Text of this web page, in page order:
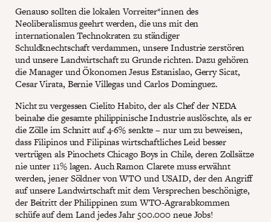
Genauso sollten die lokalen Vorreiter*innen des
Neoliberalismus geehrt werden, die uns mit den
internationalen Technokraten zu ständiger
Schuldknechtschaft verdammen, unsere Industrie zerstören
und unsere Landwirtschaft zu Grunde richten. Dazu gehören
die Manager und Ökonomen Jesus Estanislao, Gerry Sicat,
Cesar Virata, Bernie Villegas und Carlos Dominguez.
Nicht zu vergessen Cielito Habito, der als Chef der NEDA
beinahe die gesamte philippinische Industrie auslöschte, als er
die Zölle im Schnitt auf 4-6% senkte – nur um zu beweisen,
dass Filipinos und Filipinas wirtschaftliches Leid besser
vertrügen als Pinochets Chicago Boys in Chile, deren Zollsätze
nie unter 11% lagen. Auch Ramon Clarete muss erwähnt
werden, jener Söldner von WTO und USAID, der den Angriff
auf unsere Landwirtschaft mit dem Versprechen beschönigte,
der Beitritt der Philippinen zum WTO-Agrarabkommen
schüfe auf dem Land jedes Jahr 500.000 neue Jobs!